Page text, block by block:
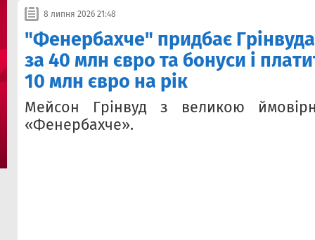
8 липня 2026 21:48
"Фенербахче" придбає
за 40 млн євро та бонуси і
10 млн євро на рік
Мейсон Грінвуд з великою
«Фенербахче».